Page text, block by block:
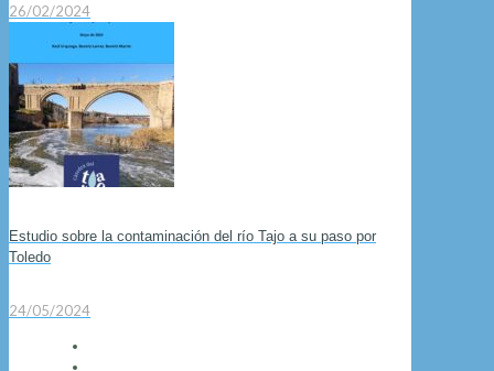
26/02/2024
Estudio sobre la contaminación del río Tajo a su paso por
Toledo
24/05/2024